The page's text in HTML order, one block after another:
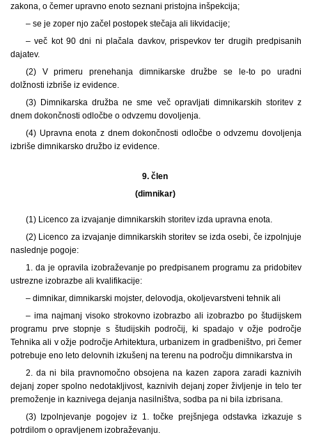
zakona, o čemer upravno enoto seznani pristojna inšpekcija;
– se je zoper njo začel postopek stečaja ali likvidacije;
– več kot 90 dni ni plačala davkov, prispevkov ter drugih predpisanih
dajatev.
(2) V primeru prenehanja dimnikarske družbe se le-to po uradni
dolžnosti izbriše iz evidence.
(3) Dimnikarska družba ne sme več opravljati dimnikarskih storitev z
dnem dokončnosti odločbe o odvzemu dovoljenja.
(4) Upravna enota z dnem dokončnosti odločbe o odvzemu dovoljenja
izbriše dimnikarsko družbo iz evidence.
9. člen
(dimnikar)
(1) Licenco za izvajanje dimnikarskih storitev izda upravna enota.
(2) Licenco za izvajanje dimnikarskih storitev se izda osebi, če izpolnjuje
naslednje pogoje:
1. da je opravila izobraževanje po predpisanem programu za pridobitev
ustrezne izobrazbe ali kvalifikacije:
– dimnikar, dimnikarski mojster, delovodja, okoljevarstveni tehnik ali
– ima najmanj visoko strokovno izobrazbo ali izobrazbo po študijskem
programu prve stopnje s študijskih področij, ki spadajo v ožje področje
Tehnika ali v ožje področje Arhitektura, urbanizem in gradbeništvo, pri čemer
potrebuje eno leto delovnih izkušenj na terenu na področju dimnikarstva in
2. da ni bila pravnomočno obsojena na kazen zapora zaradi kaznivih
dejanj zoper spolno nedotakljivost, kaznivih dejanj zoper življenje in telo ter
premoženje in kaznivega dejanja nasilništva, sodba pa ni bila izbrisana.
(3) Izpolnjevanje pogojev iz 1. točke prejšnjega odstavka izkazuje s
potrdilom o opravljenem izobraževanju.